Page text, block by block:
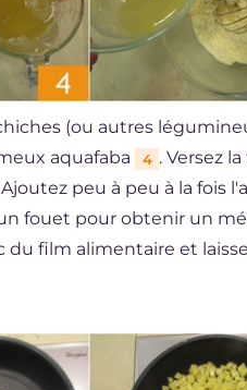
(ou autres
aquafaba
4 . Versez
peu à peu à la fois
fouet pour obtenir un
du film alimentaire et